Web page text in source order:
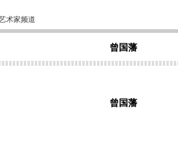
术家频道
曾国藩
曾国藩